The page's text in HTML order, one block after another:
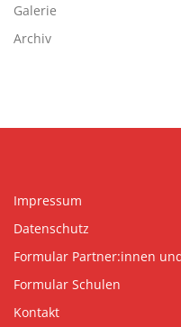
Galerie
Archiv
Impressum
Datenschutz
Formular Partner:innen
Formular Schulen
Kontakt